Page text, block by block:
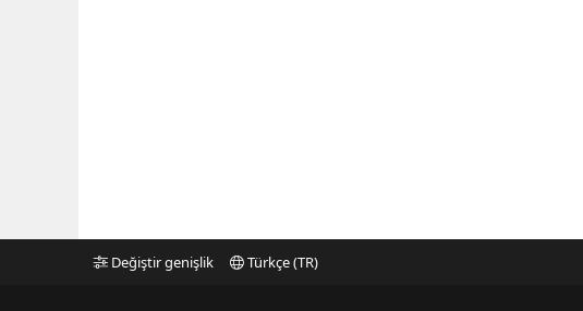
Değiştir genişlik Türkçe (TR)